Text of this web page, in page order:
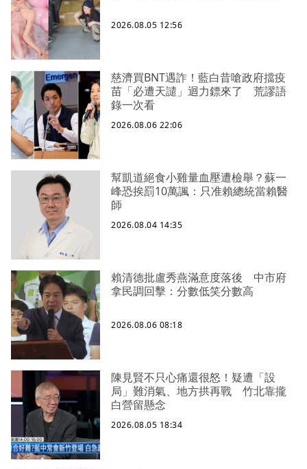
2026.08.05 12:56
慈濟買BNT遇詐！藍白昔嗆政府擋疫
苗「必遭天譴」迴力鏢來了 荒謬語
錄一次看
2026.08.06 22:06
幫凱道絕食小雞量血壓遭檢舉？蘇一
峰恐挨罰10萬諷：只准賴總統當賴醫
師
2026.08.04 14:35
賴清德批盧秀燕滿意度落後 中市府
拿民調回擊：分數低笑分數高
2026.08.06 08:18
陳見賢不只心痛還很怒！疑遭「設
局」難消氣、地方拱再戰 竹北靠攏
白營留懸念
2026.08.05 18:34